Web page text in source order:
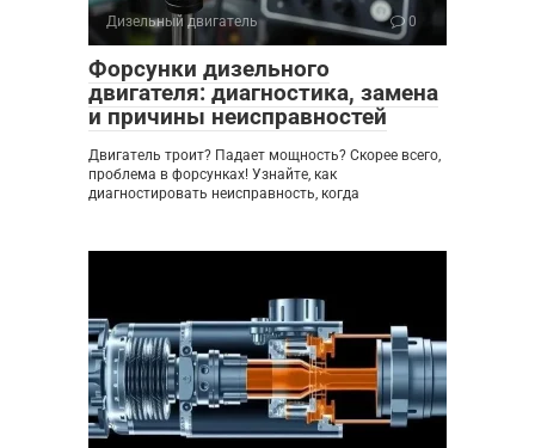
Дизельный двигатель 0
Форсунки дизельного
двигателя: диагностика, замена
и причины неисправностей
Двигатель троит? Падает мощность? Скорее всего,
проблема в форсунках! Узнайте, как
диагностировать неисправность, когда